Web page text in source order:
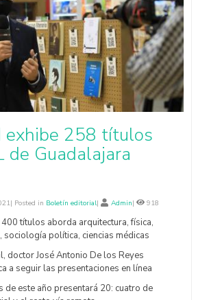
exhibe 258 títulos
de Guadalajara
Posted in Boletín editorial| Admin| 918
títulos aborda arquitectura, física,
sociología política, ciencias médicas
doctor José Antonio De los Reyes
a seguir las presentaciones en línea
de este año presentará 20: cuatro de